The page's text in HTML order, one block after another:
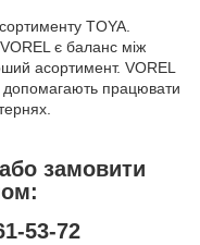
TOYA.
є баланс між
асортимент. VOREL
допомагають працювати
замовити
53-72